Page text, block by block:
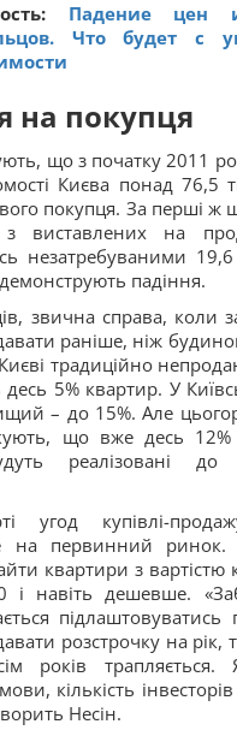
Падение цен
Что будет с
на покупця
що з початку 2011
Києва понад 76,5
покупця. За перші ж
з виставлених на
незатребуваними
падіння.
звична справа, коли
раніше, ніж
традиційно
5% квартир. У
– до 15%. Але
що вже десь 12%
реалізовані до
угод купівлі-
на первинний ринок.
квартири з вартістю
і навіть дешевше.
підлаштовуватись
розстрочку на рік,
років трапляється.
кількість
Несін.